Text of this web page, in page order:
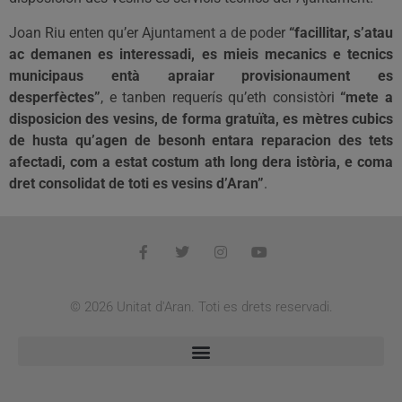
Joan Riu enten qu’er Ajuntament a de poder “facillitar, s’atau
ac demanen es interessadi, es mieis mecanics e tecnics
municipaus entà apraiar provisionaument es
desperfèctes”, e tanben requerís qu’eth consistòri “mete a
disposicion des vesins, de forma gratuïta, es mètres cubics
de husta qu’agen de besonh entara reparacion des tets
afectadi, com a estat costum ath long dera istòria, e coma
dret consolidat de toti es vesins d’Aran”.
© 2026 Unitat d'Aran. Toti es drets reservadi.